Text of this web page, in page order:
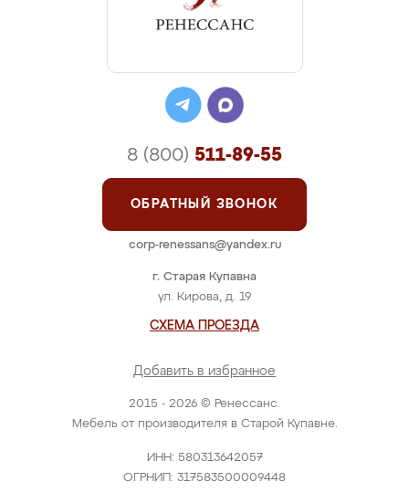
2015 - 2026 © Ренессанс.
Мебель от производителя в Старой Купавне.
ИНН: 580313642057
ОГРНИП: 317583500009448
г. Старая Купавна
ул. Кирова, д. 19
СХЕМА ПРОЕЗДА
Добавить в избранное
8 (800) 511-89-55
ОБРАТНЫЙ ЗВОНОК
corp-renessans@yandex.ru